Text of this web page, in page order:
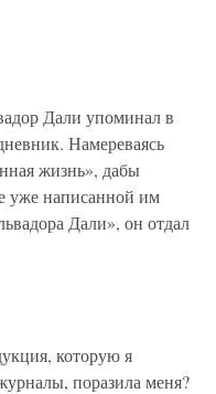
Дали упоминал в
Намереваясь
жизнь», дабы
уже написанной им
Дали», он отдал
которую я
поразила меня?